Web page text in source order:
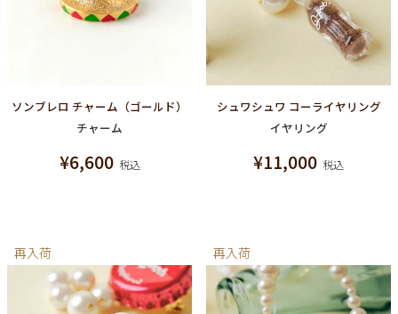
ソンブレロ チャーム（ゴールド）
チャーム
¥6,600 税込
シュワシュワ コーライヤリング
イヤリング
¥11,000 税込
再入荷 再入荷